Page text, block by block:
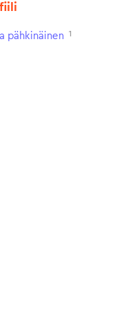
pähkinäinen 1